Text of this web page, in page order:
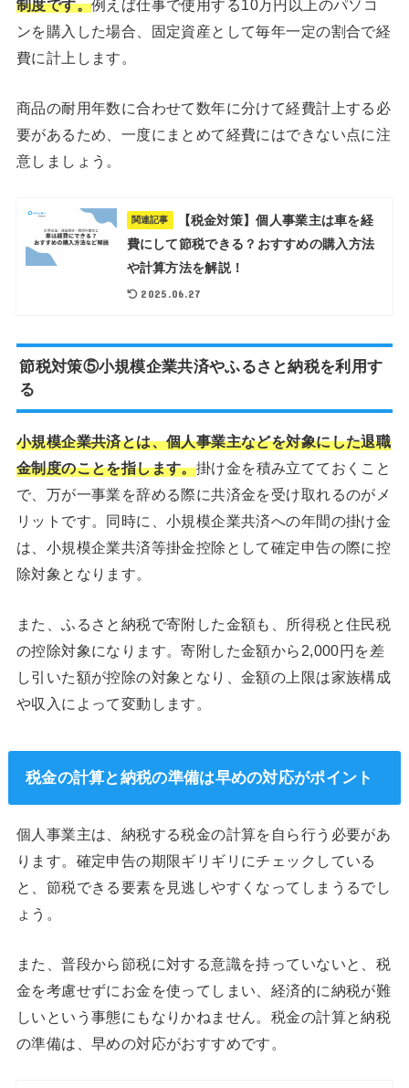
制度です。例えば仕事で使用する10万円以上のパソコ
ンを購入した場合、固定資産として毎年一定の割合で経
費に計上します。
商品の耐用年数に合わせて数年に分けて経費計上する必
要があるため、一度にまとめて経費にはできない点に注
意しましょう。
関連記事
【税金対策】個人事業主は車を経
費にして節税できる？おすすめの購入方法
や計算方法を解説！
2025.06.27
節税対策⑤小規模企業共済やふるさと納税を利用す
る
小規模企業共済とは、個人事業主などを対象にした退職
金制度のことを指します。掛け金を積み立てておくこと
で、万が一事業を辞める際に共済金を受け取れるのがメ
リットです。同時に、小規模企業共済への年間の掛け金
は、小規模企業共済等掛金控除として確定申告の際に控
除対象となります。
また、ふるさと納税で寄附した金額も、所得税と住民税
の控除対象になります。寄附した金額から2,000円を差
し引いた額が控除の対象となり、金額の上限は家族構成
や収入によって変動します。
税金の計算と納税の準備は早めの対応がポイント
個人事業主は、納税する税金の計算を自ら行う必要があ
ります。確定申告の期限ギリギリにチェックしている
と、節税できる要素を見逃しやすくなってしまうるでし
ょう。
また、普段から節税に対する意識を持っていないと、税
金を考慮せずにお金を使ってしまい、経済的に納税が難
しいという事態にもなりかねません。税金の計算と納税
の準備は、早めの対応がおすすめです。